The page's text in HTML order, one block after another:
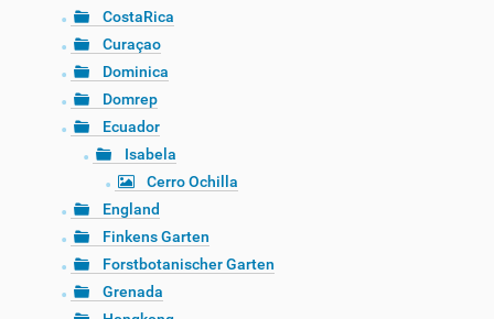
CostaRica
Curaçao
Dominica
Domrep
Ecuador
Isabela
Cerro Ochilla
England
Finkens Garten
Forstbotanischer Garten
Grenada